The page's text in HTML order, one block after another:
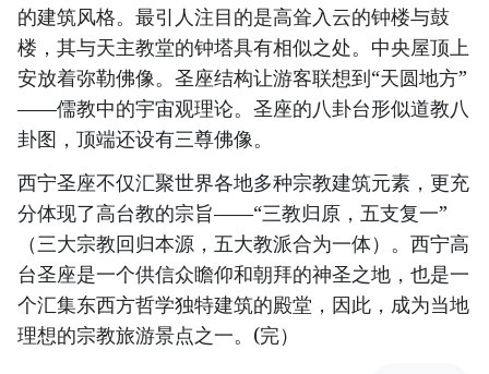
的建筑风格。最引人注目的是高耸入云的钟楼与鼓
楼，其与天主教堂的钟塔具有相似之处。中央屋顶上
安放着弥勒佛像。圣座结构让游客联想到“天圆地方”
——儒教中的宇宙观理论。圣座的八卦台形似道教八
卦图，顶端还设有三尊佛像。
西宁圣座不仅汇聚世界各地多种宗教建筑元素，更充
分体现了高台教的宗旨——“三教归原，五支复一”
（三大宗教回归本源，五大教派合为一体）。西宁高
台圣座是一个供信众瞻仰和朝拜的神圣之地，也是一
个汇集东西方哲学独特建筑的殿堂，因此，成为当地
理想的宗教旅游景点之一。(完）